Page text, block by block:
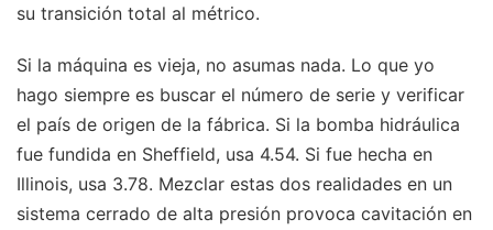
su transición total al métrico.
Si la máquina es vieja, no asumas nada. Lo que yo
hago siempre es buscar el número de serie y verificar
el país de origen de la fábrica. Si la bomba hidráulica
fue fundida en Sheffield, usa 4.54. Si fue hecha en
Illinois, usa 3.78. Mezclar estas dos realidades en un
sistema cerrado de alta presión provoca cavitación en